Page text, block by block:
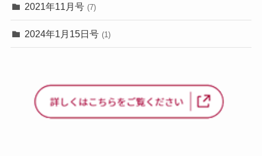
2021年11月号 (7)
2024年1月15日号 (1)